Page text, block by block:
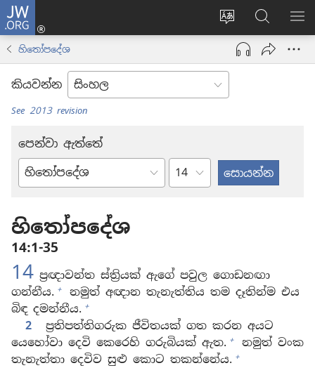
JW.ORG
Change
site
language
ලොගින්
(opens
window)
JW.ORG
වෙබ්
අඩවියෙන්
හිතෝපදේශ
කියවන්න
See 2013 revision
පෙන්වා ඇත්තේ
බයිබලයේ
පරිච්ඡේදය
හිතෝපදේශ
14:1-35
14 ප්‍රඥාවන්ත ස්ත්‍රියක් ඇගේ පවුල ගොඩනඟා
ගන්නීය. +
නමුත් අඥාන තැනැත්තිය තම දෑතින්ම එය
බිඳ දමන්නීය. +
2
ප්‍රතිපත්තිගරුක ජීවිතයක් ගත කරන අයට
යෙහෝවා දෙවි කෙරෙහි ගරුබියක් ඇත. +
නමුත් වංක
තැනැත්තා දෙවිව සුළු කොට තකන්නේය. +